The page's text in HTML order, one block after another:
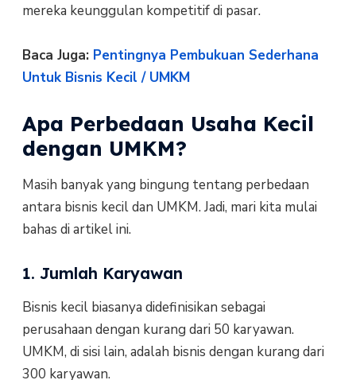
mereka keunggulan kompetitif di pasar.
Baca Juga: Pentingnya Pembukuan Sederhana
Untuk Bisnis Kecil / UMKM
Apa Perbedaan Usaha Kecil
dengan UMKM?
Masih banyak yang bingung tentang perbedaan
antara bisnis kecil dan UMKM. Jadi, mari kita mulai
bahas di artikel ini.
1. Jumlah Karyawan
Bisnis kecil biasanya didefinisikan sebagai
perusahaan dengan kurang dari 50 karyawan.
UMKM, di sisi lain, adalah bisnis dengan kurang dari
300 karyawan.